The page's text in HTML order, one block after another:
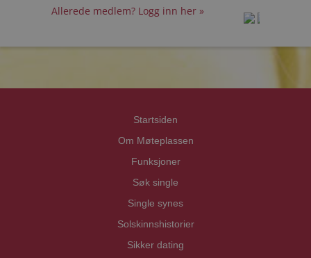
Allerede medlem? Logg inn her »
Startsiden
Om Møteplassen
Funksjoner
Søk single
Single synes
Solskinnshistorier
Sikker dating